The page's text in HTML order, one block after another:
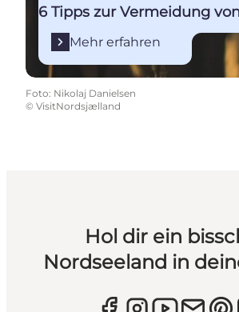
6 Tipps zur Vermeidung
Mehr erfahren
Foto: Nikolaj Danielsen
© VisitNordsjælland
Hol dir ein
Nordseeland in